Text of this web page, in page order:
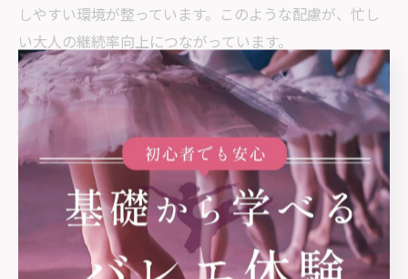
しやすい環境が整っています。このような配慮が、忙し
い大人の継続率向上につながっています。
手芸とバレエ教室の両立で充実した趣味生活
バレエ教室と手芸部の両立は、身体と心の両面から趣味
生活を豊かにしてくれます。バレエで体を動かしリフレ
ッシュした後、手芸で集中力や創造力を養うことで、相
乗効果が期待できます。
実際に両方を楽しんでいる利用者からは「バレエの衣装
やアクセサリーを自分で作ることで、レッスンがさらに